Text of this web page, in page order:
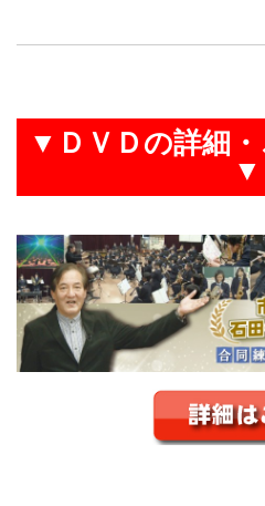
▼ＤＶＤの詳細
▼